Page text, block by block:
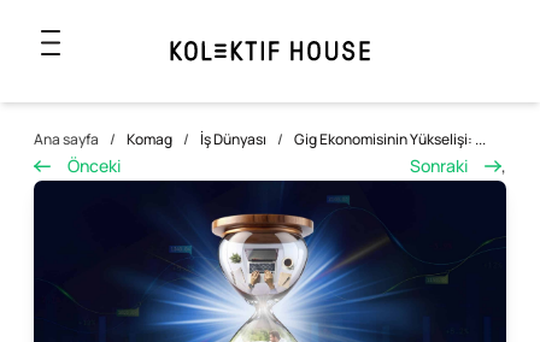
Ana sayfa / Komag / İş Dünyası / Gig Ekonomisinin Yükselişi: ...
Önceki Sonraki ,